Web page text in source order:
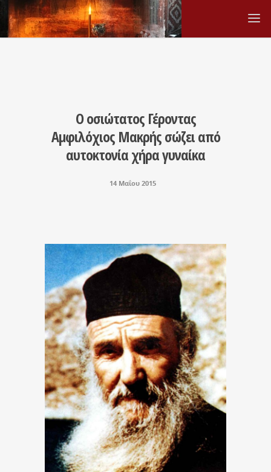
Ο οσιώτατος Γέροντας
Αμφιλόχιος Μακρής σώζει από
αυτοκτονία χήρα γυναίκα
14 Μαΐου 2015